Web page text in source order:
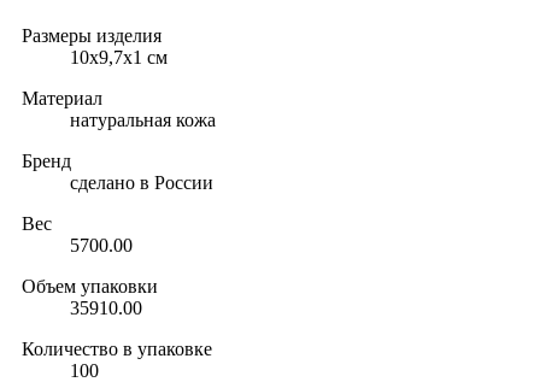
Размеры изделия
10х9,7х1 см
Материал
натуральная кожа
Бренд
сделано в России
Вес
5700.00
Объем упаковки
35910.00
Количество в упаковке
100